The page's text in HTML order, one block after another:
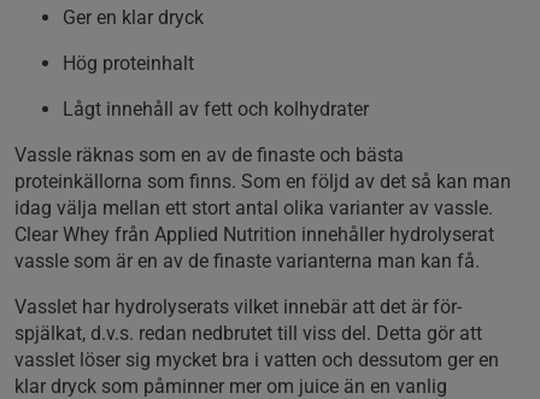
Ger en klar dryck
Hög proteinhalt
Lågt innehåll av fett och kolhydrater
Vassle räknas som en av de finaste och bästa
proteinkällorna som finns. Som en följd av det så kan man
idag välja mellan ett stort antal olika varianter av vassle.
Clear Whey från Applied Nutrition innehåller hydrolyserat
vassle som är en av de finaste varianterna man kan få.
Vasslet har hydrolyserats vilket innebär att det är för-
spjälkat, d.v.s. redan nedbrutet till viss del. Detta gör att
vasslet löser sig mycket bra i vatten och dessutom ger en
klar dryck som påminner mer om juice än en vanlig